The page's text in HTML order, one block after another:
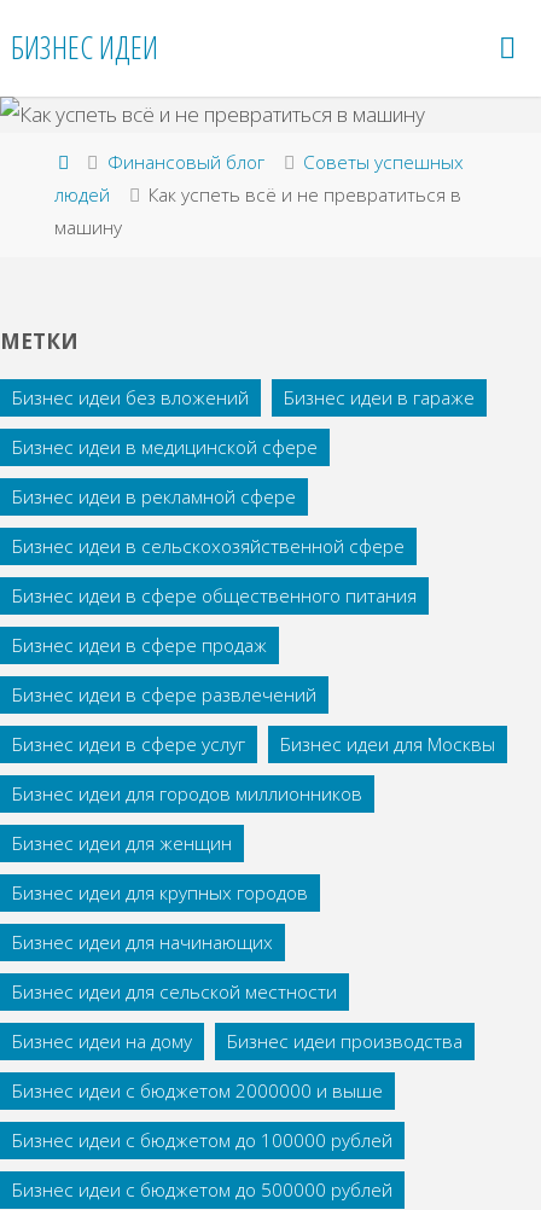
БИЗНЕС ИДЕИ
Главная
Финансовый блог
Советы успешных
людей
Как успеть всё и не превратиться в
машину
МЕТКИ
Бизнес идеи без вложений
Бизнес идеи в гараже
Бизнес идеи в медицинской сфере
Бизнес идеи в рекламной сфере
Бизнес идеи в сельскохозяйственной сфере
Бизнес идеи в сфере общественного питания
Бизнес идеи в сфере продаж
Бизнес идеи в сфере развлечений
Бизнес идеи в сфере услуг
Бизнес идеи для Москвы
Бизнес идеи для городов миллионников
Бизнес идеи для женщин
Бизнес идеи для крупных городов
Бизнес идеи для начинающих
Бизнес идеи для сельской местности
Бизнес идеи на дому
Бизнес идеи производства
Бизнес идеи с бюджетом 2000000 и выше
Бизнес идеи с бюджетом до 100000 рублей
Бизнес идеи с бюджетом до 500000 рублей